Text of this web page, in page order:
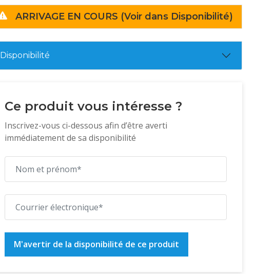
ARRIVAGE EN COURS (Voir dans Disponibilité)
Disponibilité
Ce produit vous intéresse ?
Inscrivez-vous ci-dessous afin d’être averti
immédiatement de sa disponibilité
M'avertir de la disponibilité de ce produit